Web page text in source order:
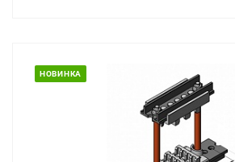
НОВИНКА